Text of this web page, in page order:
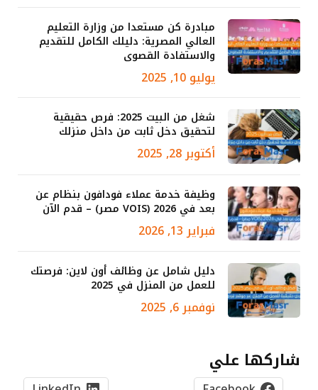
مبادرة كن مستعدا من وزارة التعليم
العالي المصرية: دليلك الكامل للتقديم
والاستفادة القصوى
يوليو 10, 2025
شغل من البيت 2025: فرص حقيقية
لتحقيق دخل ثابت من داخل منزلك
أكتوبر 28, 2025
وظيفة خدمة عملاء فودافون بنظام عن
بعد في 2026 (VOIS مصر) – قدم الآن
فبراير 13, 2026
دليل شامل عن وظائف أون لاين: فرصتك
للعمل من المنزل في 2025
نوفمبر 6, 2025
شاركها علي